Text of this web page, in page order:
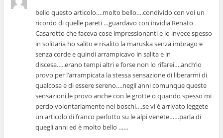
bello questo articolo….molto bello….condivido con voi un
ricordo di quelle pareti …guardavo con invidia Renato
Casarotto che faceva cose impressionanti e io invece spesso
in solitaria ho salito e risalito la maruska senza imbrago e
senza corde e quindi arrampicavo in salita e in
discesa…..erano tempi altri e forse non lo rifarei….anch’io
provo per l’arrampicata la stessa sensazione di liberarmi di
qualcosa e di essere sereno….negli anni comunque queste
sensazioni le provo anche con le grotte o quando spesso mi
perdo volontariamente nei boschi….se vi è arrivato leggete
un articolo di franco perlotto su le alpi venete……parla di
quegli anni ed è molto bello ……